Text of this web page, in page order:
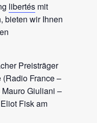
libertés mit
bieten wir Ihnen
Preisträger
France –
Giuliani –
Fisk am